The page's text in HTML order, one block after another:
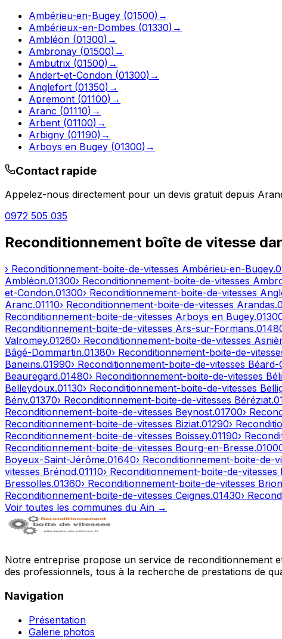
Ambérieu-en-Bugey (01500) →
Ambérieux-en-Dombes (01330) →
Ambléon (01300) →
Ambronay (01500) →
Ambutrix (01500) →
Andert-et-Condon (01300) →
Anglefort (01350) →
Apremont (01100) →
Aranc (01110) →
Arbent (01100) →
Arbigny (01190) →
Arboys en Bugey (01300) →
Contact rapide
Appelez-nous directement pour un devis gratuit depuis
0972 505 035
Reconditionnement boîte de vitesse
› Reconditionnement-boite-de-vitesses Ambérieu-en-Bugey.
Ambléon.01300› Reconditionnement-boite-de-vitesses
et-Condon.01300› Reconditionnement-boite-de-vitesses
Aranc.01110› Reconditionnement-boite-de-vitesses Arandas.
Reconditionnement-boite-de-vitesses Arboys en Bugey.
Reconditionnement-boite-de-vitesses Ars-sur-Formans.
Valromey.01260› Reconditionnement-boite-de-vitesses
Bâgé-Dommartin.01380› Reconditionnement-boite-de-
Baneins.01990› Reconditionnement-boite-de-vitesses Béard-
Beauregard.01480› Reconditionnement-boite-de-vitesses
Belleydoux.01130› Reconditionnement-boite-de-vitesses
Bény.01370› Reconditionnement-boite-de-vitesses Béréziat.
Reconditionnement-boite-de-vitesses Beynost.01700›
Reconditionnement-boite-de-vitesses Biziat.01290›
Reconditionnement-boite-de-vitesses Boissey.01190›
Reconditionnement-boite-de-vitesses Bourg-en-Bresse.
Boyeux-Saint-Jérôme.01640› Reconditionnement-boite-de-
vitesses Brénod.01110› Reconditionnement-boite-de-vitesses
Bressolles.01360› Reconditionnement-boite-de-vitesses Brion
Reconditionnement-boite-de-vitesses Ceignes.01430›
Voir toutes les communes du Ain →
Notre entreprise propose un service de reconditionnement
des professionnels, tous à la recherche de prestations de
Navigation
Présentation
Galerie photos